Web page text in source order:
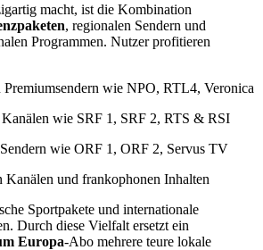
macht, ist die Kombination
, regionalen Sendern und
Programmen. Nutzer profitieren
Premiumsendern wie NPO, RTL4, Veronica
Kanälen wie SRF 1, SRF 2, RTS & RSI
wie ORF 1, ORF 2, Servus TV
Kanälen und frankophonen Inhalten
Sportpakete und internationale
Durch diese Vielfalt ersetzt ein
Europa-Abo mehrere teure lokale